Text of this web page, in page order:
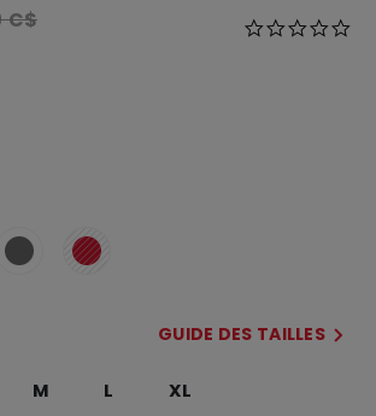
original avant le rabais était
C$
4 sur 5
GUIDE DES TAILLES
M L XL